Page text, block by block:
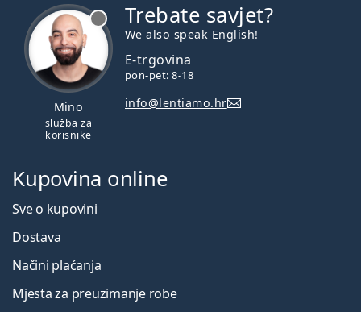
Mino
služba za
korisnike
Trebate savjet?
We also speak English!
E-trgovina
pon-pet: 8-18
info@lentiamo.hr
Kupovina online
Sve o kupovini
Dostava
Načini plaćanja
Mjesta za preuzimanje robe